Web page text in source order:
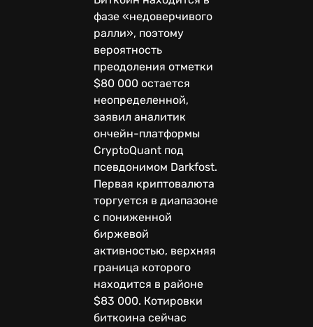
фазе «недоверчивого
ралли», поэтому
вероятность
преодоления отметки
$80 000 остается
неопределенной,
заявил аналитик
ончейн-платформы
CryptoQuant под
псевдонимом Darkfost.
Первая криптовалюта
торгуется в диапазоне
с пониженной
биржевой
активностью, верхняя
граница которого
находится в районе
$83 000. Котировки
биткоина сейчас